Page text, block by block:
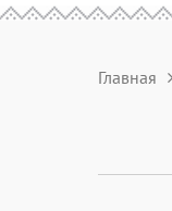
Главная